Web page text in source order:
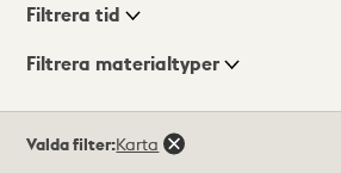
Visningsläge
Filtrera tid
Filtrera materialtyper
träffar
Valda filter:Karta